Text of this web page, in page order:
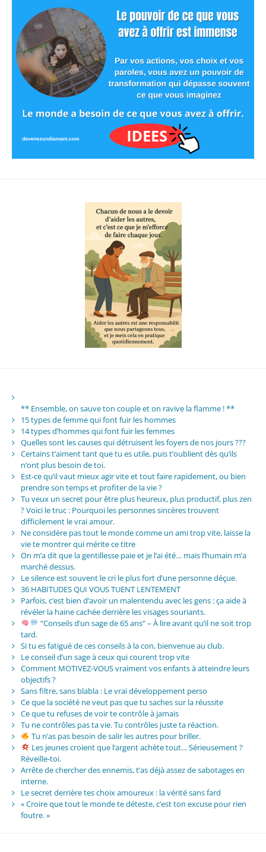
** Ensemble, on sauve ton couple et on ravive la flamme ! **
15 types de femme qui font fuir les hommes
14 types d’hommes qui font fuir les femmes
Quelles sont les causes qui détruisent les foyers de nos jours ???
Certains t’aiment tant que tu es utile, puis t’oublient dès qu’ils
n’ont plus besoin de toi.
Est-ce qu’il vaut mieux agir vite et tout faire rapidement, ou bien
prendre son temps et profiter de la vie ?
Tu veux un secret pour être plus heureux, plus productif, plus zen
? Voici le truc : Pourquoi les personnes sincères trouvent
difficilement le vrai amour.
Ne considère pas tout le monde comme un ami trop vite, laisse la
vie te montrer qui mérite ce titre
On m’a dit que la gentillesse paie et je l’ai été… mais l’humain m’a
marché dessus.
Le silence est souvent le cri le plus fort d’une personne déçue.
36 HABITUDES QUI VOUS TUENT LENTEMENT
Parfois, c’est bien d’avoir un malentendu avec les gens : ça aide à
révéler la haine cachée derrière les visages souriants.
“Conseils d’un sage de 65 ans” – À lire avant qu’il ne soit trop
tard.
Si tu es fatigué de ces conseils à la con, bienvenue au club.
Le conseil d’un sage à ceux qui courent trop vite
Comment MOTIVEZ-VOUS vraiment vos enfants à atteindre leurs
objectifs ?
Sans filtre, sans blabla : Le vrai développement perso
Ce que la société ne veut pas que tu saches sur la réussite
Ce que tu refuses de voir te contrôle à jamais
Tu ne contrôles pas ta vie. Tu contrôles juste ta réaction.
Tu n’as pas besoin de salir les autres pour briller.
Les jeunes croient que l’argent achète tout… Sérieusement ?
Réveille-toi.
Arrête de chercher des ennemis, t’as déjà assez de sabotages en
interne.
Le secret derrière tes choix amoureux : la vérité sans fard
« Croire que tout le monde te déteste, c’est ton excuse pour rien
foutre. »